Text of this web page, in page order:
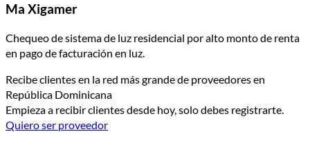
Ma Xigamer
Chequeo de sistema de luz residencial por alto monto de renta
en pago de facturación en luz.
Recibe clientes en la red más grande de proveedores en
República Dominicana
Empieza a recibir clientes desde hoy, solo debes registrarte.
Quiero ser proveedor